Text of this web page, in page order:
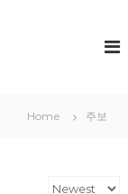
Home 주보